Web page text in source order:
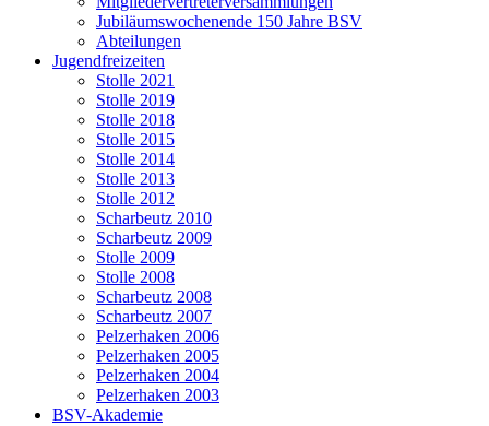
Jubiläumswochenende 150 Jahre BSV
Abteilungen
Jugendfreizeiten
Stolle 2021
Stolle 2019
Stolle 2018
Stolle 2015
Stolle 2014
Stolle 2013
Stolle 2012
Scharbeutz 2010
Scharbeutz 2009
Stolle 2009
Stolle 2008
Scharbeutz 2008
Scharbeutz 2007
Pelzerhaken 2006
Pelzerhaken 2005
Pelzerhaken 2004
Pelzerhaken 2003
BSV-Akademie